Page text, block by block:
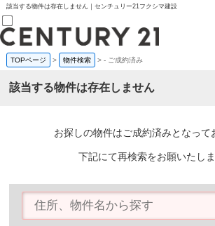
該当する物件は存在しません｜センチュリー21フクシマ建設
売買部
0120-800-844
賃貸部
会員メニュー
物件を探す
購入TOP
条件から探す
TOPページ > 物件検索 >- ご成約済み
該当する物件は存在しません
お探しの物件はご成約済みとなって
下記にて再検索をお願いたしま